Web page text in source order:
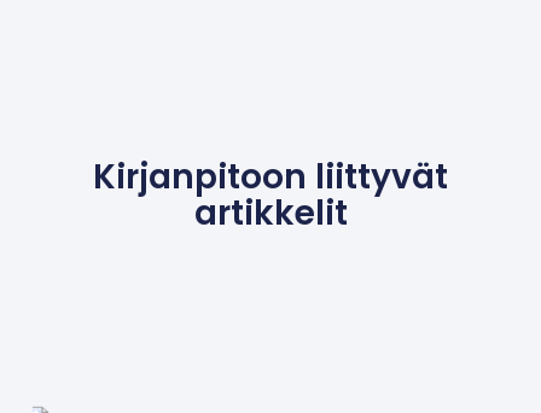
Kirjanpitoon liittyvät
artikkelit